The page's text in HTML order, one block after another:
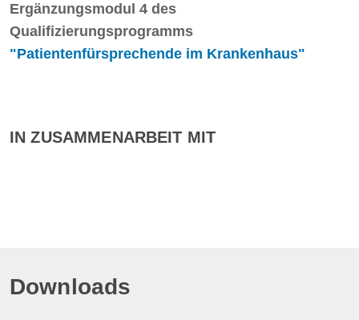
Ergänzungsmodul 4 des
Qualifizierungsprogramms
"Patientenfürsprechende im Krankenhaus"
IN ZUSAMMENARBEIT MIT
Downloads